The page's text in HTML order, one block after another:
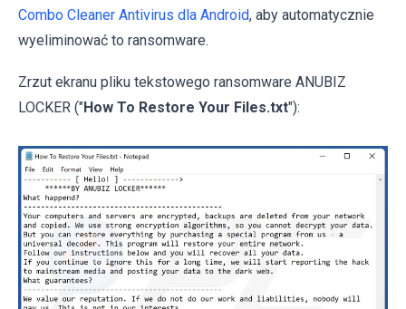
Combo Cleaner Antivirus dla Android, aby automatycznie
wyeliminować to ransomware.
Zrzut ekranu pliku tekstowego ransomware ANUBIZ
LOCKER ("How To Restore Your Files.txt"):